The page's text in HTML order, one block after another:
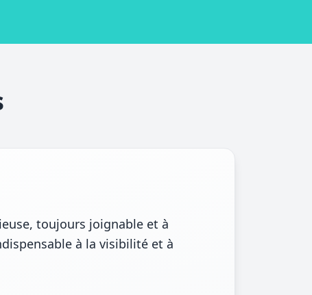
toujours joignable et à
à la visibilité et à